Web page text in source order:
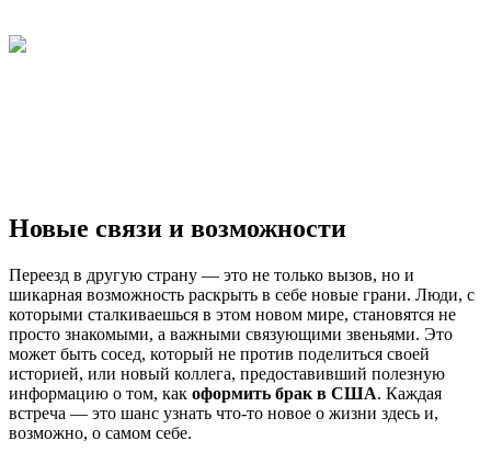
Новые связи и возможности
Переезд в другую страну — это не только вызов, но и
шикарная возможность раскрыть в себе новые грани. Люди, с
которыми сталкиваешься в этом новом мире, становятся не
просто знакомыми, а важными связующими звеньями. Это
может быть сосед, который не против поделиться своей
историей, или новый коллега, предоставивший полезную
информацию о том, как оформить брак в США. Каждая
встреча — это шанс узнать что-то новое о жизни здесь и,
возможно, о самом себе.